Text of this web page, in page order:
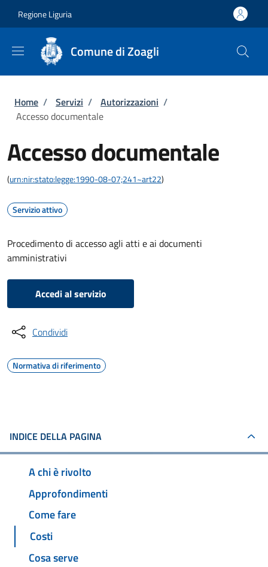
Regione Liguria
Comune di Zoagli
Briciole di pane
Home / Servizi / Autorizzazioni /
Accesso documentale
Accesso documentale
(urn:nir:stato:legge:1990-08-07;241~art22)
Servizio attivo
Procedimento di accesso agli atti e ai documenti
amministrativi
Accedi al servizio
Condividi
Normativa di riferimento
INDICE DELLA PAGINA
A chi è rivolto
Approfondimenti
Come fare
Costi
Cosa serve